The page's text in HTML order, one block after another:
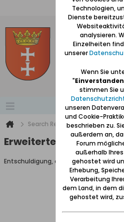
Search Result
Erweiterte Suche
Entschuldigung, du darfst diese Seite
Technologien,
Dienste
analysieren.
Einzelheiten
unserer
Wenn Sie
"Einverstanden
stimmen Sie
unseren
und Cookie-
beschrieben zu.
außerdem an,
Forum
außerhalb
gehostet wird
Erhebung,
Verarbeitung
dem Land, in dem
gehostet wird,